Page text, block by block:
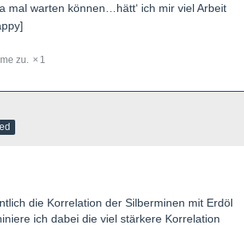
mal warten können…hätt‘ ich mir viel Arbeit
1
die Korrelation der Silberminen mit Erdöl
ich dabei die viel stärkere Korrelation